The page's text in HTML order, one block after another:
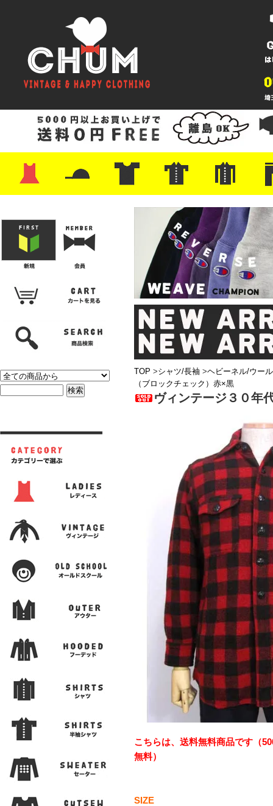
・レザーシューズ/スニーカー
・プリントTシャツ
・バンド/ツアー
・キャラクター
・Nike/adidas/スポーツ
・チャンピオン
・サーフ/スケート
・ボーダー/総柄/無地
・フットボール/リンガー
・タンクトップ/NBA・ポロシャツ
・半袖シャツ
・アロハ/サーフ/ボーリング
・ラルフ/ブランド
・無地/チェック/ストラ
・ワーク/ミリタリー/ウ
・ネル/ウール ・ショ
・アウ
・ジー
・
・ミリ
・コー
・コッ
・オー
・ジャ
ン
TOP >シャツ/長袖 >ヘビーネル/ウール
（ブロックチェック）赤×黒
ヴィンテージ３０年
こちらは、送料無料商品です（
無料）
SIZE